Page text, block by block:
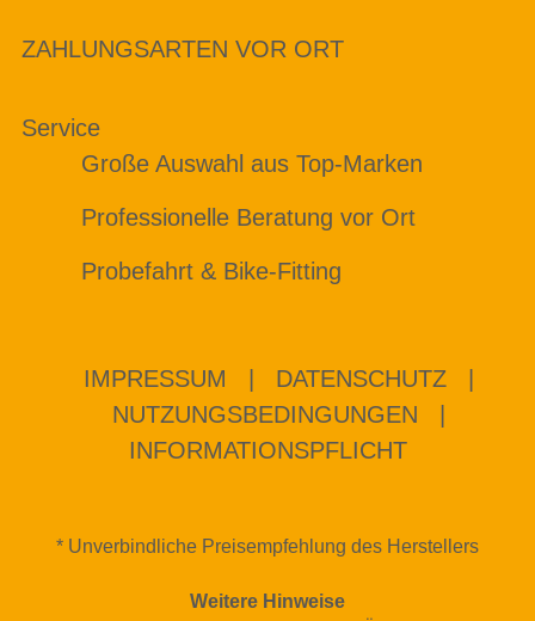
ZAHLUNGSARTEN VOR ORT
Service
Große Auswahl aus Top-Marken
Professionelle Beratung vor Ort
Probefahrt & Bike-Fitting
IMPRESSUM DATENSCHUTZ
NUTZUNGSBEDINGUNGEN
INFORMATIONSPFLICHT
* Unverbindliche Preisempfehlung des Herstellers
Weitere Hinweise